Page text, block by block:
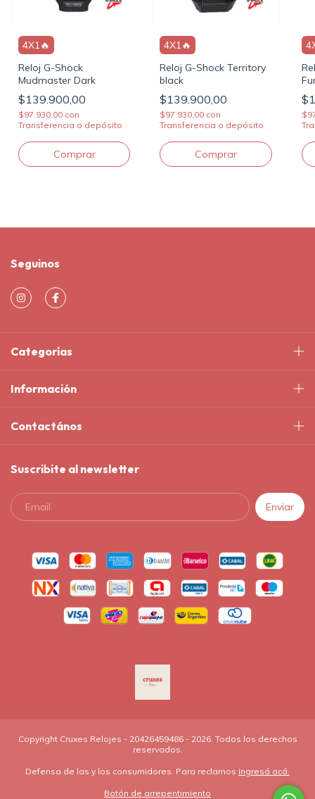
4X1🔥
Reloj G-Shock
Mudmaster Dark
$139.900,00
$97.930,00 con
Transferencia o depósito
4X1🔥
Reloj G-Shock Territory
black
$139.900,00
$97.930,00 con
Transferencia o depósito
Seguinos
Categorías
Información
Contactános
Suscribite al newsletter
Copyright Cruxes Relojes - 20426459486 - 2026. Todos los derechos
reservados.
Defensa de las y los consumidores. Para reclamos ingresá acá.
Botón de arrepentimiento